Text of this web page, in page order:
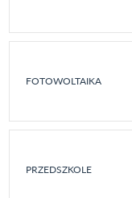
FOTOWOLTAIKA
PRZEDSZKOLE